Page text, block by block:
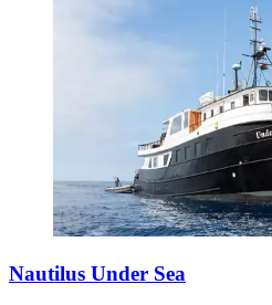
Nautilus Under Sea